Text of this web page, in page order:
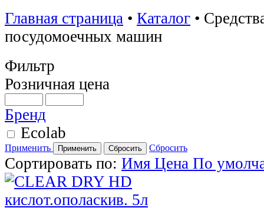
Главная страница • Каталог •
посудомоечных машин
Фильтр
Розничная цена
Бренд
Ecolab
Применить Сбросить
Сортировать по: Имя Цена По